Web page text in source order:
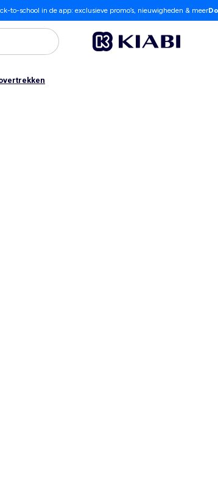
to-school in de app: exclusieve promo’s, nieuwigheden & meer